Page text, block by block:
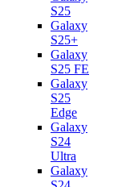
S25
Galaxy
S25+
Galaxy
S25 FE
Galaxy
S25
Edge
Galaxy
S24
Ultra
Galaxy